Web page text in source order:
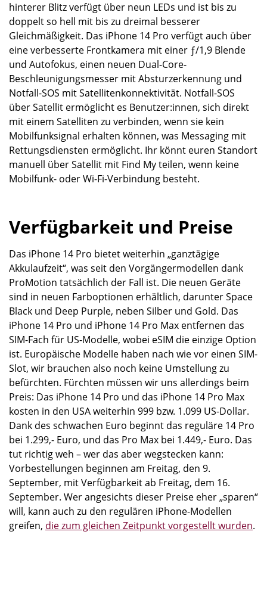
hinterer Blitz verfügt über neun LEDs und ist bis zu
doppelt so hell mit bis zu dreimal besserer
Gleichmäßigkeit. Das iPhone 14 Pro verfügt auch über
eine verbesserte Frontkamera mit einer ƒ/1,9 Blende
und Autofokus, einen neuen Dual-Core-
Beschleunigungsmesser mit Absturzerkennung und
Notfall-SOS mit Satellitenkonnektivität. Notfall-SOS
über Satellit ermöglicht es Benutzer:innen, sich direkt
mit einem Satelliten zu verbinden, wenn sie kein
Mobilfunksignal erhalten können, was Messaging mit
Rettungsdiensten ermöglicht. Ihr könnt euren Standort
manuell über Satellit mit Find My teilen, wenn keine
Mobilfunk- oder Wi-Fi-Verbindung besteht.
Verfügbarkeit und Preise
Das iPhone 14 Pro bietet weiterhin „ganztägige
Akkulaufzeit“, was seit den Vorgängermodellen dank
ProMotion tatsächlich der Fall ist. Die neuen Geräte
sind in neuen Farboptionen erhältlich, darunter Space
Black und Deep Purple, neben Silber und Gold. Das
iPhone 14 Pro und iPhone 14 Pro Max entfernen das
SIM-Fach für US-Modelle, wobei eSIM die einzige Option
ist. Europäische Modelle haben nach wie vor einen SIM-
Slot, wir brauchen also noch keine Umstellung zu
befürchten. Fürchten müssen wir uns allerdings beim
Preis: Das iPhone 14 Pro und das iPhone 14 Pro Max
kosten in den USA weiterhin 999 bzw. 1.099 US-Dollar.
Dank des schwachen Euro beginnt das reguläre 14 Pro
bei 1.299,- Euro, und das Pro Max bei 1.449,- Euro. Das
tut richtig weh – wer das aber wegstecken kann:
Vorbestellungen beginnen am Freitag, den 9.
September, mit Verfügbarkeit ab Freitag, dem 16.
September. Wer angesichts dieser Preise eher „sparen“
will, kann auch zu den regulären iPhone-Modellen
greifen, die zum gleichen Zeitpunkt vorgestellt wurden.